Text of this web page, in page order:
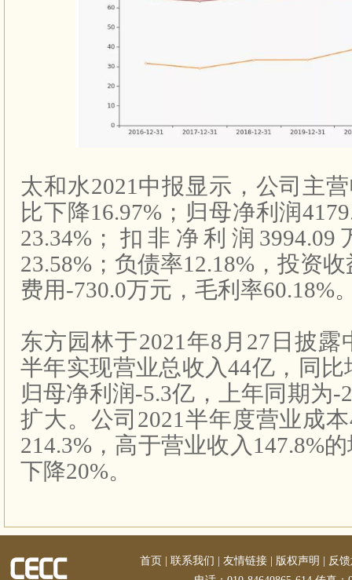
太和水2021 中报显示，公司主
比下降16.97% ；归母净利润
23.34% ；扣非净利润 3994.09
23.58% ；负债率12.18% ，投资
费用-730.0万元，毛利率60.18%
东方园林于2021 年8 月 27 日披露
半年实现营业总收入44亿，同比
归母净利润-5.3亿，上年同期为-
扩大。公司 2021 半年度营业成本
214.3% ，高于营业收入 147.8%
下降20%。
首页 联系我们 友情链接 版权声明
反